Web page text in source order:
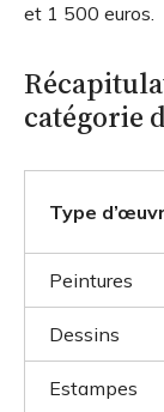
et 1 500 euros.
catégorie
Type
Peintures
Dessins
Estampes